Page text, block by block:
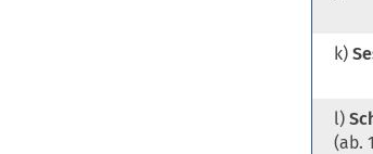
k)
l)
(ab.